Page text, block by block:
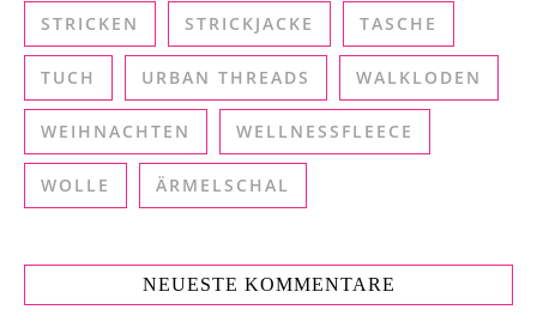
STRICKEN STRICKJACKE TASCHE
TUCH URBAN THREADS WALKLODEN
WEIHNACHTEN WELLNESSFLEECE
WOLLE ÄRMELSCHAL
NEUESTE KOMMENTARE